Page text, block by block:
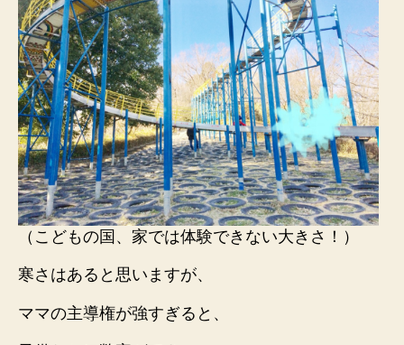
（こどもの国、家では体験できない大きさ！）
寒さはあると思いますが、
ママの主導権が強すぎると、